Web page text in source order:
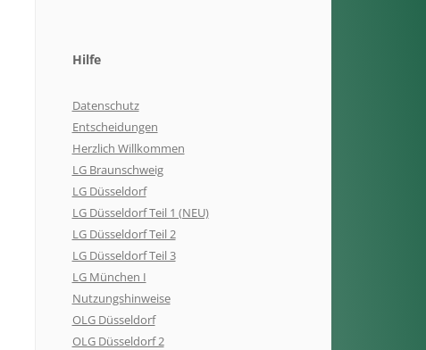
Hilfe
Datenschutz
Entscheidungen
Herzlich Willkommen
LG Braunschweig
LG Düsseldorf
LG Düsseldorf Teil 1 (NEU)
LG Düsseldorf Teil 2
LG Düsseldorf Teil 3
LG München I
Nutzungshinweise
OLG Düsseldorf
OLG Düsseldorf 2